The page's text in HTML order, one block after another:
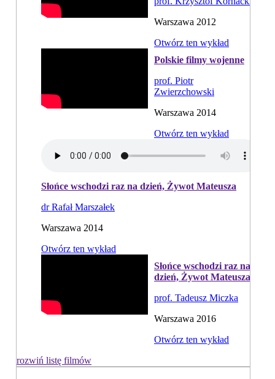
Warszawa 2012
Otwórz ten wykład
Polskie filmy wojenne
prof. Piotr
Zwierzchowski
Warszawa 2014
Otwórz ten wykład
Słońce wschodzi raz na dzień, Żywot Mateusza
dr Rafał Marszałek
Warszawa 2014
Otwórz ten wykład
Słońce wschodzi raz na
dzień, Żywot Mateusza
prof. Tadeusz Miczka
Warszawa 2016
Otwórz ten wykład
rozwiń listę filmów